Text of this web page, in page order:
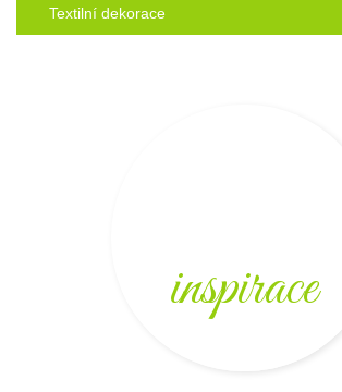
Textilní dekorace
inspirace